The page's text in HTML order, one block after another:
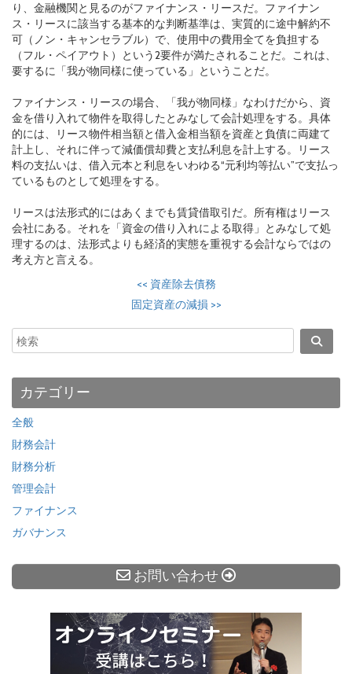
り、金融機関と見るのがファイナンス・リースだ。ファイナン
ス・リースに該当する基本的な判断基準は、実質的に途中解約不
可（ノン・キャンセラブル）で、使用中の費用全てを負担する
（フル・ペイアウト）という2要件が満たされることだ。これは、
要するに「我が物同様に使っている」ということだ。
ファイナンス・リースの場合、「我が物同様」なわけだから、資
金を借り入れて物件を取得したとみなして会計処理をする。具体
的には、リース物件相当額と借入金相当額を資産と負債に両建て
計上し、それに伴って減価償却費と支払利息を計上する。リース
料の支払いは、借入元本と利息をいわゆる“元利均等払い”で支払っ
ているものとして処理をする。
リースは法形式的にはあくまでも賃貸借取引だ。所有権はリース
会社にある。それを「資金の借り入れによる取得」とみなして処
理するのは、法形式よりも経済的実態を重視する会計ならではの
考え方と言える。
<< 資産除去債務
固定資産の減損 >>
カテゴリー
全般
財務会計
財務分析
管理会計
ファイナンス
ガバナンス
お問い合わせ